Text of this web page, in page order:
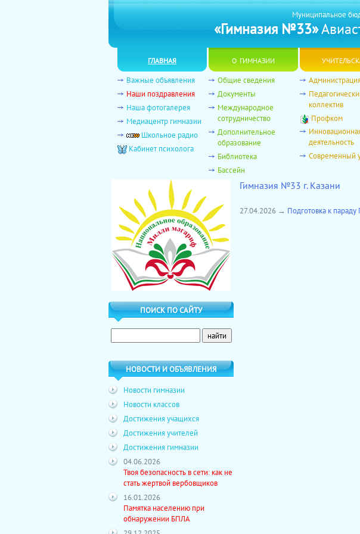
Муниципальное
«Гимназия №33»
главная о гимназии
Важные объявления
Наши поздравления
Наша фотогалерея
Медиацентр гимназии
Школьное радио
Кабинет психолога
Общие сведения
Документы
Международное
сотрудничество
Дополнительное
образование
Библиотека
Бассейн
коллектив
Профком
деятельность
Современный
ПОИСК ПО САЙТУ
НОВОСТИ И ОБЪЯВЛЕНИЯ
Новости гимназии
Новости классов
Достижения учащихся
Достижения учителей
Достижения гимназии
04.06.2026
Твоя безопасность в сети: как не
стать жертвой вербовщиков
16.01.2026
Памятка населению при
обнаружении БПЛА
Гимназия №33 г. Казани
27.04.2026 → Подготовка к